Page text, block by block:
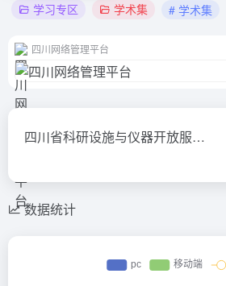
学习专区 学术集 # 学术集
四川网络管理平台
四川省科研设施与仪器开放服…
数据统计